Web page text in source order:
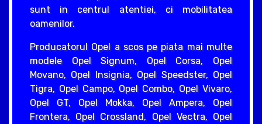
sunt in centrul atentiei, ci mobilitatea
oamenilor.
Producatorul Opel a scos pe piata mai multe
modele Opel Signum, Opel Corsa, Opel
Movano, Opel Insignia, Opel Speedster, Opel
Tigra, Opel Campo, Opel Combo, Opel Vivaro,
Opel GT, Opel Mokka, Opel Ampera, Opel
Frontera, Opel Crossland, Opel Vectra, Opel